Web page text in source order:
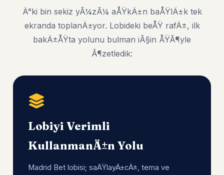
Ä°ki bin sekiz yÃ¼zÃ¼ aÅŸkÄ±n baÅŸlÄ±k tek
ekranda toplanÄ±yor. Lobideki beÅŸ rafÄ±, ilk
bakÄ±ÅŸta yolunu bulman iÃ§in ÅŸÃ¶yle
Ã¶zetledik:
Lobiyi Verimli
KullanmanÄ±n Yolu
Madrid Bet lobisi; saÄŸlayÄ±cÄ±, tema ve